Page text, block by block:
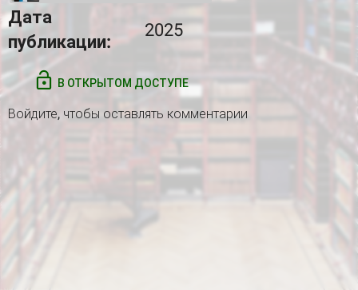
Дата
публикации:
2025
В ОТКРЫТОМ ДОСТУПЕ
Войдите, чтобы оставлять комментарии